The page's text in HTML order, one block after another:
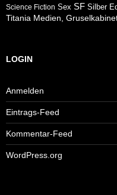
Science Fiction Sex SF Silber
Titania Medien,
LOGIN
Anmelden
Eintrags-Feed
Kommentar-Feed
WordPress.org